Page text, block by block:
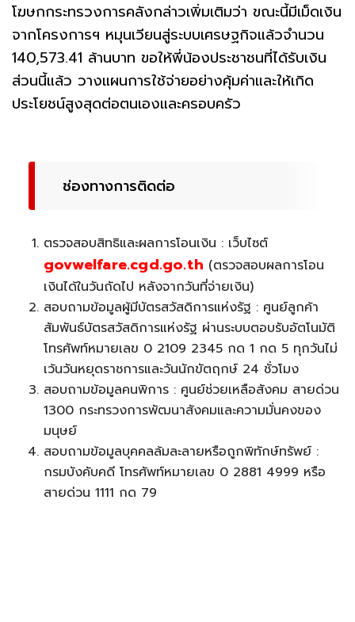
โฆษกกระทรวงการคลังกล่าวเพิ่มเติมว่า ขณะนี้มีเม็ดเงิน
จากโครงการฯ หมุนเวียนสู่ระบบเศรษฐกิจแล้วจำนวน
140,573.41 ล้านบาท ขอให้พี่น้องประชาชนที่ได้รับเงิน
ส่วนนี้แล้ว วางแผนการใช้จ่ายอย่างคุ้มค่าและให้เกิด
ประโยชน์สูงสุดต่อตนเองและครอบครัว
ช่องทางการติดต่อ
ตรวจสอบสิทธิและผลการโอนเงิน : เว็บไซต์
govwelfare.cgd.go.th (ตรวจสอบผลการโอน
เงินได้ในวันถัดไป หลังจากวันที่จ่ายเงิน)
สอบถามข้อมูลผู้มีบัตรสวัสดิการแห่งรัฐ : ศูนย์ลูกค้า
สัมพันธ์บัตรสวัสดิการแห่งรัฐ ผ่านระบบตอบรับอัตโนมัติ
โทรศัพท์หมายเลข 0 2109 2345 กด 1 กด 5 ทุกวันไม่
เว้นวันหยุดราชการและวันนักขัตฤกษ์ 24 ชั่วโมง
สอบถามข้อมูลคนพิการ : ศูนย์ช่วยเหลือสังคม สายด่วน
1300 กระทรวงการพัฒนาสังคมและความมั่นคงของ
มนุษย์
สอบถามข้อมูลบุคคลล้มละลายหรือถูกพิทักษ์ทรัพย์ :
กรมบังคับคดี โทรศัพท์หมายเลข 0 2881 4999 หรือ
สายด่วน 1111 กด 79